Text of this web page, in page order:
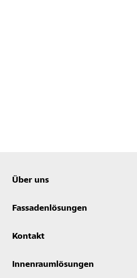
Über uns
Fassadenlösungen
Kontakt
Innenraumlösungen